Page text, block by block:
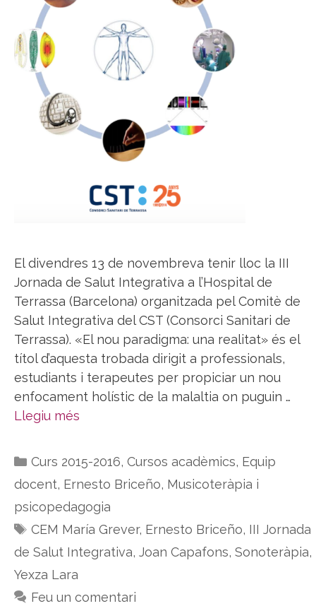
El divendres 13 de novembreva tenir lloc la III
Jornada de Salut Integrativa a l’Hospital de
Terrassa (Barcelona) organitzada pel Comitè de
Salut Integrativa del CST (Consorci Sanitari de
Terrassa). «El nou paradigma: una realitat» és el
títol d’aquesta trobada dirigit a professionals,
estudiants i terapeutes per propiciar un nou
enfocament holístic de la malaltia on puguin …
Llegiu més
Categories
Curs 2015-2016, Cursos acadèmics, Equip
docent, Ernesto Briceño, Musicoteràpia i
psicopedagogia
Etiquetes
CEM María Grever, Ernesto Briceño, III Jornada
de Salut Integrativa, Joan Capafons, Sonoteràpia,
Yexza Lara
Feu un comentari